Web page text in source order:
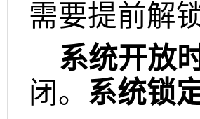
需要提前解
系统开放
闭。 系统锁